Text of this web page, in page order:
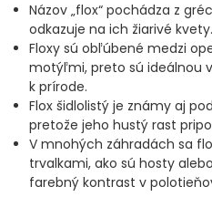
Názov „flox“ pochádza z
odkazuje na ich žiarivé kvety.
Floxy sú obľúbené medzi
motýľmi, preto sú ideálnou
k prírode.
Flox šidlolistý je známy aj
pretože jeho hustý rast
V mnohých záhradách sa
trvalkami, ako sú hosty
farebný kontrast v